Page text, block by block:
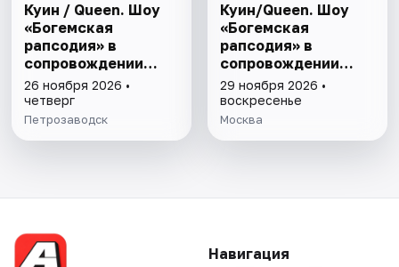
Куин / Queen. Шоу
«Богемская
рапсодия» в
сопровождении
симфонического
оркестра
26 ноября 2026 •
четверг
Петрозаводск
Куин/Queen. Шоу
«Богемская
рапсодия» в
сопровождении
симфонического
оркестра
29 ноября 2026 •
воскресенье
Москва
Навигация